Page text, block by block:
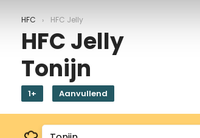
HFC HFC Jelly
HFC Jelly
Tonijn
1+ Aanvullend